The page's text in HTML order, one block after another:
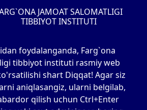
JAMOAT SALOMATLIGI
TIBBIYOT INSTITUTI
foydalanganda, Farg`ona
tibbiyot instituti rasmiy web
shart Diqqat! Agar siz
aniqlasangiz, ularni belgilab,
qilish uchun Ctrl+Enter